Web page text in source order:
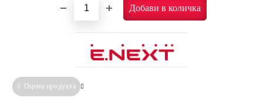
Оцени продукта